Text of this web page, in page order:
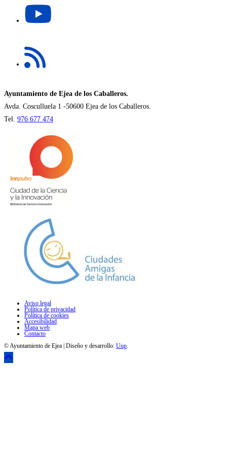
nueva
pestaña
en
nueva
pestaña
Ayuntamiento de Ejea de los Caballeros.
Avda. Cosculluela 1 -50600 Ejea de los Caballeros.
Tel. 976 677 474
Aviso legal
Política de privacidad
Política de cookies
Accesibilidad
Mapa web
Contacto
© Ayuntamiento de Ejea | Diseño y desarrollo: Uup.